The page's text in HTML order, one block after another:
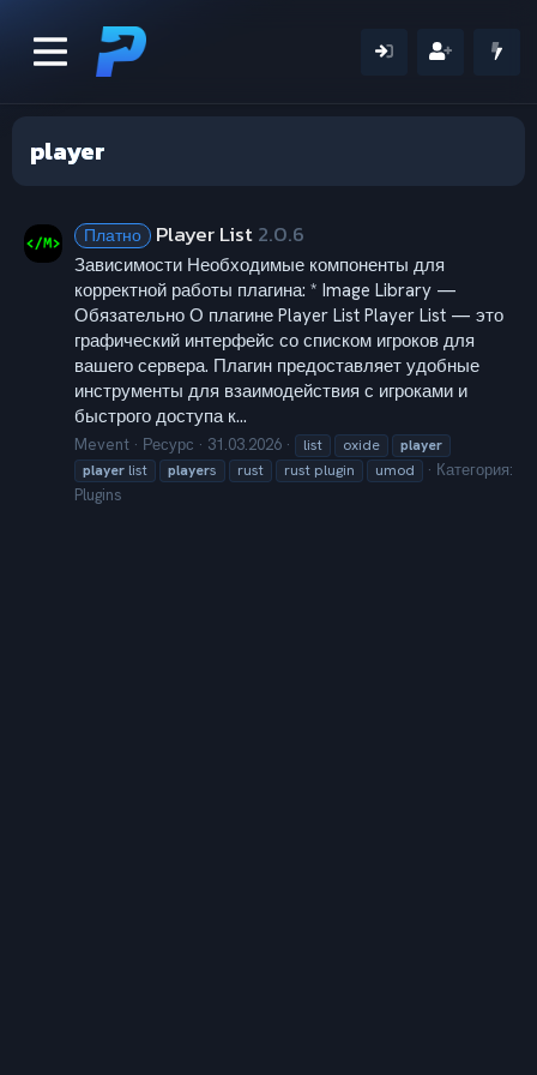
player
Платно Player List2.0.6
Зависимости Необходимые компоненты для
корректной работы плагина: * Image Library —
Обязательно О плагине Player List Player List — это
графический интерфейс со списком игроков для
вашего сервера. Плагин предоставляет удобные
инструменты для взаимодействия с игроками и
быстрого доступа к...
Mevent Ресурс 31.03.2026 list oxide
player
player list players rust rust plugin umod
Категория:
Plugins